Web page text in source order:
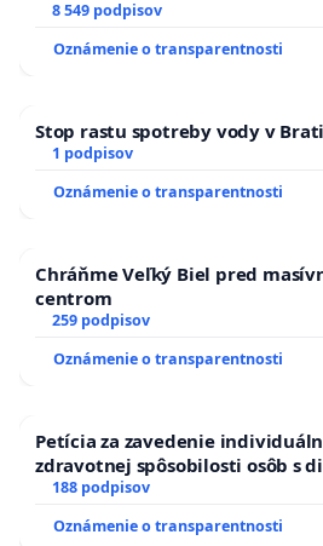
petície.
spevnených plôch do lesíka a
Petičný výbor:Zelená hliadka
Vladislav Marušic (predseda),
01 Pezinok
Zástupca petície a osoba na
styku s orgánom verejnej moci:
Za hradbami 18, 902 01 Pezinok
8 549 podpisov
Oznámenie o transparentnosti
Stop rastu spotreby vody v
1 podpisov
Oznámenie o transparentnosti
Chráňme Veľký Biel pred
centrom
259 podpisov
Oznámenie o transparentnosti
Petícia za zavedenie
zdravotnej spôsobilosti osôb s
pri prijímaní do Policajného
188 podpisov
Oznámenie o transparentnosti